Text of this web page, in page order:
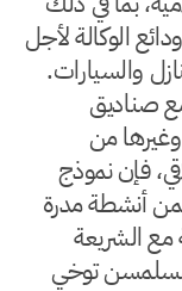
الوكالة لأجل
والسيارات.
صناديق
من
فإن نموذج
أنشطة مدرة
مع الشريعة
توخي